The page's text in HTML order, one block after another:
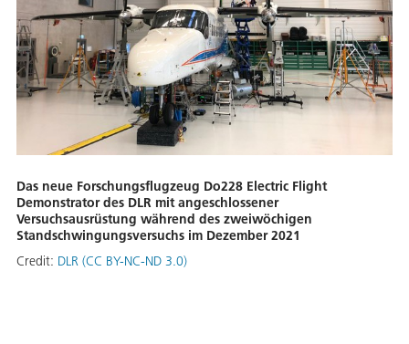
Das neue Forschungsflugzeug Do228 Electric Flight
Demonstrator des DLR mit angeschlossener
Versuchsausrüstung während des zweiwöchigen
Standschwingungsversuchs im Dezember 2021
Credit: DLR (CC BY-NC-ND 3.0)